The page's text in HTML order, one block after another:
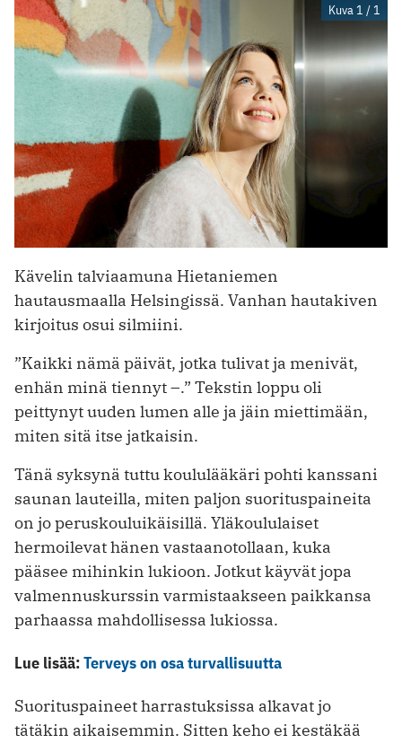
Kuva 1 / 1
Kävelin talviaamuna Hietaniemen
hautausmaalla Helsingissä. Vanhan hautakiven
kirjoitus osui silmiini.
”Kaikki nämä päivät, jotka tulivat ja menivät,
enhän minä tiennyt –.” Tekstin loppu oli
peittynyt uuden lumen alle ja jäin miettimään,
miten sitä itse jatkaisin.
Tänä syksynä tuttu koululääkäri pohti kanssani
saunan lauteilla, miten paljon suorituspaineita
on jo peruskouluikäisillä. Yläkoululaiset
hermoilevat hänen vastaanotollaan, kuka
pääsee mihinkin lukioon. Jotkut käyvät jopa
valmennuskurssin varmistaakseen paikkansa
parhaassa mahdollisessa lukiossa.
Lue lisää:Terveys on osa turvallisuutta
Suorituspaineet harrastuksissa alkavat jo
tätäkin aikaisemmin. Sitten keho ei kestäkää